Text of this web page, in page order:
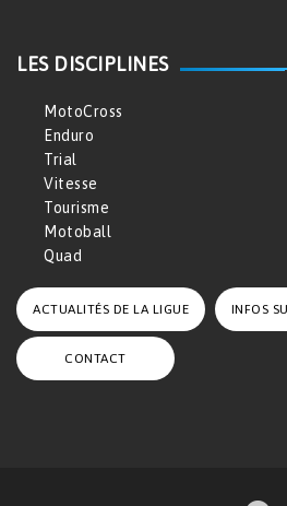
LES DISCIPLINES
MotoCross
Enduro
Trial
Vitesse
Tourisme
Motoball
Quad
ACTUALITÉS DE LA LIGUE INFOS
CONTACT